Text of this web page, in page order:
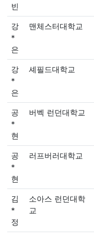
빈
강
*
은
맨체스터대학교
강
*
은
셰필드대학교
공
*
현
버벡 런던대학교
공
*
현
러프버러대학교
김
*
정
소아스 런던대학
교